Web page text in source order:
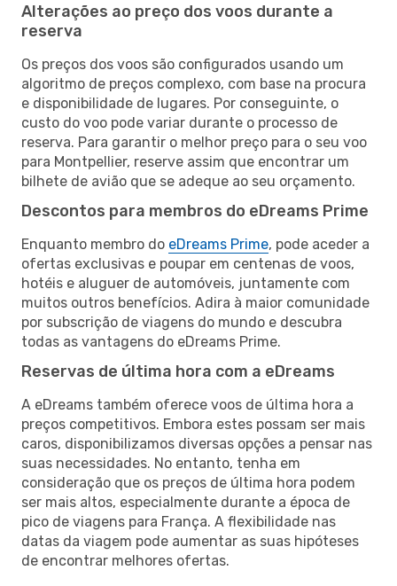
Alterações ao preço dos voos durante a
reserva
Os preços dos voos são configurados usando um
algoritmo de preços complexo, com base na procura
e disponibilidade de lugares. Por conseguinte, o
custo do voo pode variar durante o processo de
reserva. Para garantir o melhor preço para o seu voo
para Montpellier, reserve assim que encontrar um
bilhete de avião que se adeque ao seu orçamento.
Descontos para membros do eDreams Prime
Enquanto membro do eDreams Prime, pode aceder a
ofertas exclusivas e poupar em centenas de voos,
hotéis e aluguer de automóveis, juntamente com
muitos outros benefícios. Adira à maior comunidade
por subscrição de viagens do mundo e descubra
todas as vantagens do eDreams Prime.
Reservas de última hora com a eDreams
A eDreams também oferece voos de última hora a
preços competitivos. Embora estes possam ser mais
caros, disponibilizamos diversas opções a pensar nas
suas necessidades. No entanto, tenha em
consideração que os preços de última hora podem
ser mais altos, especialmente durante a época de
pico de viagens para França. A flexibilidade nas
datas da viagem pode aumentar as suas hipóteses
de encontrar melhores ofertas.